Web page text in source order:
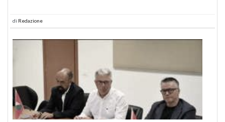
di Redazione